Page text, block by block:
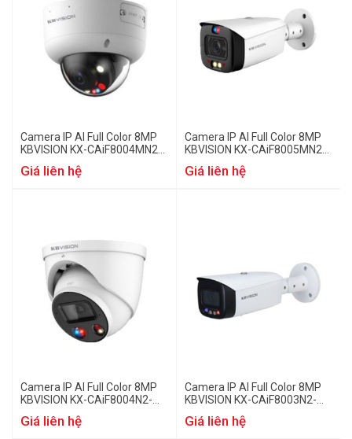
Camera IP AI Full Color 8MP
KBVISION KX-CAiF8004MN2-
Giá liên hệ
Camera IP AI Full Color 8MP
KBVISION KX-CAiF8005MN2-
Giá liên hệ
Camera IP AI Full Color 8MP
KBVISION KX-CAiF8004N2-
Giá liên hệ
Camera IP AI Full Color 8MP
KBVISION KX-CAiF8003N2-
Giá liên hệ